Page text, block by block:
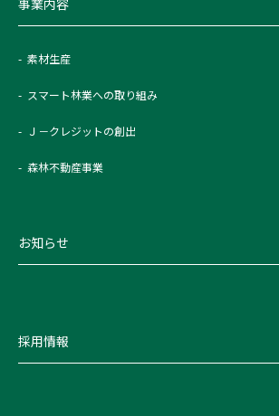
素材生産
スマート林業への取り組み
Ｊ－クレジットの創出
森林不動産事業
お知らせ
採用情報